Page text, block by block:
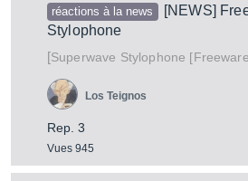
réactions à la news
[NEWS]
Stylophone
[Superwave Stylophone
Rep. 3
Vues 945
Los Teignos